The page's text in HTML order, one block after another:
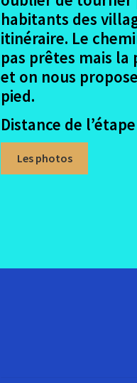
habitants des
itinéraire. Le
pas prêtes mais
et on nous
pied.
Distance de
Les photos